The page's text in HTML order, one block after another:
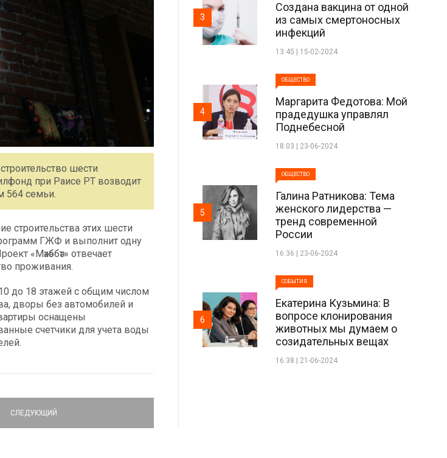
шести
при Раисе РТ возводит
564 семьи.
строительства этих шести
ГЖФ и выполнит одну
«Мәхәббәт» отвечает
проживания.
до 18 этажей с общим числом
дворы без автомобилей и
оснащены
счетчики для учета воды
СЛЕДУЮЩИЙ
Создана вакцина от одной
из самых смертоносных
инфекций
13:45 | 15-02-2024
3
ОБЩЕСТВО
Маргарита Федотова: Мой
прадедушка управлял
Поднебесной
18:03 | 23-06-2024
4
ОБЩЕСТВО
Галина Ратникова: Тема
женского лидерства —
тренд современной
России
16:36 | 23-06-2024
5
СОБЫТИЯ
Екатерина Кузьмина: В
вопросе клонирования
животных мы думаем о
созидательных вещах
16:38 | 21-06-2024
6